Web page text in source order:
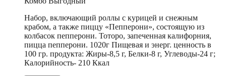
Набор, включающий роллы с курицей и снежным
крабом, а также пиццу «Пепперони», состоящую из
колбасок пепперони. Тоторо, запеченная калифорния,
пицца пепперони. 1020г Пищевая и энерг. ценность в
100 гр. продукта: Жиры-8,5 г, Белки-8 г, Углеводы-24 г;
Калорийность- 210 Ккал